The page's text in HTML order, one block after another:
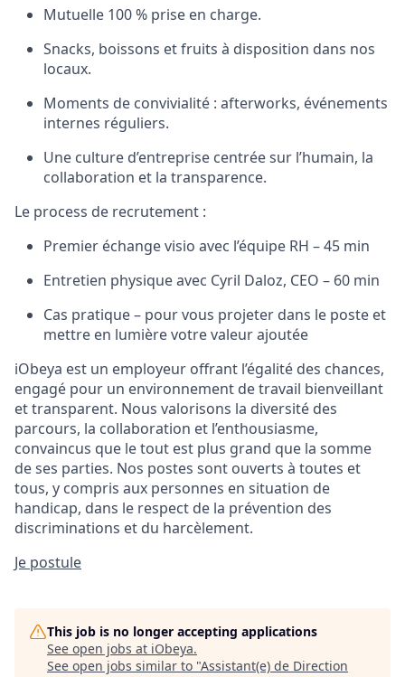
Mutuelle 100 % prise en charge.
Snacks, boissons et fruits à disposition dans nos
locaux.
Moments de convivialité : afterworks, événements
internes réguliers.
Une culture d’entreprise centrée sur l’humain, la
collaboration et la transparence.
Le process de recrutement :
Premier échange visio avec l’équipe RH – 45 min
Entretien physique avec Cyril Daloz, CEO – 60 min
Cas pratique – pour vous projeter dans le poste et
mettre en lumière votre valeur ajoutée
iObeya est un employeur offrant l’égalité des chances,
engagé pour un environnement de travail bienveillant
et transparent. Nous valorisons la diversité des
parcours, la collaboration et l’enthousiasme,
convaincus que le tout est plus grand que la somme
de ses parties. Nos postes sont ouverts à toutes et
tous, y compris aux personnes en situation de
handicap, dans le respect de la prévention des
discriminations et du harcèlement.
Je postule
This job is no longer accepting applications
See open jobs at iObeya.
See open jobs similar to "Assistant(e) de Direction